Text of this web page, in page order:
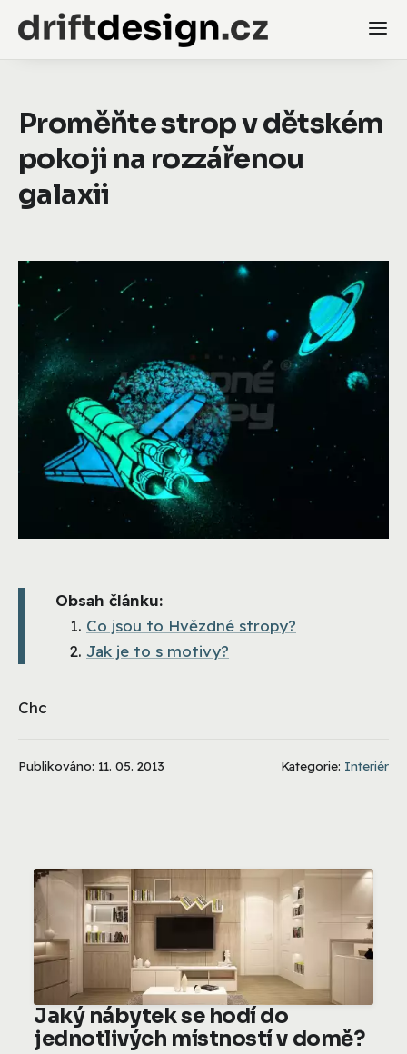
Proměňte strop v dětském
pokoji na rozzářenou
galaxii
Obsah článku:
Co jsou to Hvězdné stropy?
Jak je to s motivy?
Chc
Publikováno: 11. 05. 2013 Kategorie: Interiér
Jaký nábytek se hodí do
jednotlivých místností v domě?